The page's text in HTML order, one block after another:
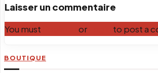
Laisser un commentaire
You must or to post a
BOUTIQUE